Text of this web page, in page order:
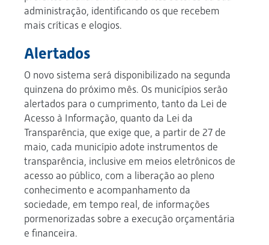
administração, identificando os que recebem
mais críticas e elogios.
Alertados
O novo sistema será disponibilizado na segunda
quinzena do próximo mês. Os municípios serão
alertados para o cumprimento, tanto da Lei de
Acesso à Informação, quanto da Lei da
Transparência, que exige que, a partir de 27 de
maio, cada município adote instrumentos de
transparência, inclusive em meios eletrônicos de
acesso ao público, com a liberação ao pleno
conhecimento e acompanhamento da
sociedade, em tempo real, de informações
pormenorizadas sobre a execução orçamentária
e financeira.